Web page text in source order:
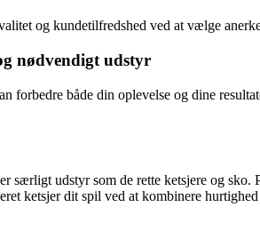
og kundetilfredshed ved at vælge
nødvendigt udstyr
forbedre både din oplevelse og dine
særligt udstyr som de rette ketsjere og
ketsjer dit spil ved at kombinere